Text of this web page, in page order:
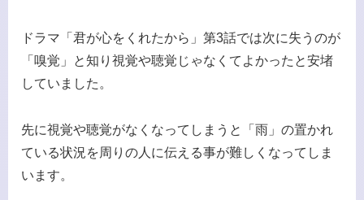
ドラマ「君が心をくれたから」第3話では次に失うのが
「嗅覚」と知り視覚や聴覚じゃなくてよかったと安堵
していました。
先に視覚や聴覚がなくなってしまうと「雨」の置かれ
ている状況を周りの人に伝える事が難しくなってしま
います。